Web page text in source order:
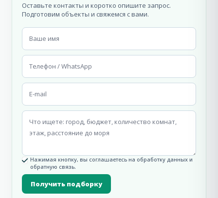
Оставьте контакты и коротко опишите запрос.
Подготовим объекты и свяжемся с вами.
Нажимая кнопку, вы соглашаетесь на обработку данных и
обратную связь.
Получить подборку